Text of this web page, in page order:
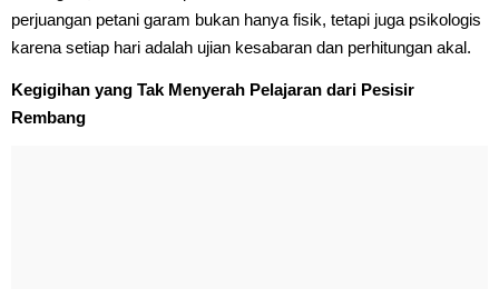
perjuangan petani garam bukan hanya fisik, tetapi juga psikologis
karena setiap hari adalah ujian kesabaran dan perhitungan akal.
Kegigihan yang Tak Menyerah Pelajaran dari Pesisir
Rembang